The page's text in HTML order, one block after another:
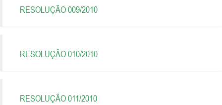
RESOLUÇÃO 009/2010
RESOLUÇÃO 010/2010
RESOLUÇÃO 011/2010